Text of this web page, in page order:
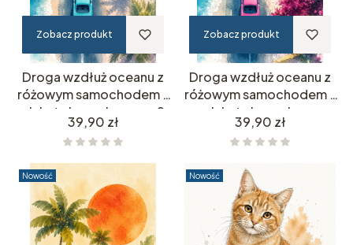
Zobacz produkt
Droga wzdłuż oceanu z
różowym samochodem –
plakat akwarelowy no.2
Cena
39,90 zł
Zobacz produkt
Droga wzdłuż oceanu z
różowym samochodem –
plakat akwarelowy
Cena
39,90 zł
Nowość Nowość